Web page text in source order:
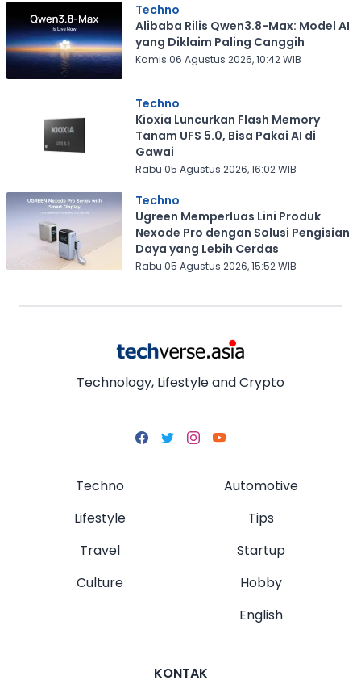
Techno
Alibaba Rilis Qwen3.8-Max: Model AI
yang Diklaim Paling Canggih
Kamis 06 Agustus 2026, 10:42 WIB
Techno
Kioxia Luncurkan Flash Memory
Tanam UFS 5.0, Bisa Pakai AI di
Gawai
Rabu 05 Agustus 2026, 16:02 WIB
Techno
Ugreen Memperluas Lini Produk
Nexode Pro dengan Solusi Pengisian
Daya yang Lebih Cerdas
Rabu 05 Agustus 2026, 15:52 WIB
Technology, Lifestyle and Crypto
Techno
Lifestyle
Travel
Culture
Automotive
Tips
Startup
Hobby
English
KONTAK